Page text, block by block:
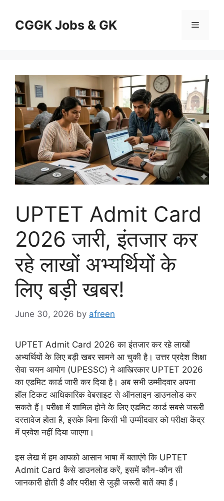
contentCGGK Jobs & GK Menu
UPTET Admit Card
2026 जारी, इंतजार कर
रहे लाखों अभ्यर्थियों के
लिए बड़ी खबर!
June 30, 2026 by afreen
UPTET Admit Card 2026 का इंतजार कर रहे लाखों
अभ्यर्थियों के लिए बड़ी खबर सामने आ चुकी है। उत्तर प्रदेश शिक्षा
सेवा चयन आयोग (UPESSC) ने आखिरकार UPTET 2026
का एडमिट कार्ड जारी कर दिया है। अब सभी उम्मीदवार अपना
हॉल टिकट आधिकारिक वेबसाइट से ऑनलाइन डाउनलोड कर
सकते हैं। परीक्षा में शामिल होने के लिए एडमिट कार्ड सबसे जरूरी
दस्तावेज होता है, इसके बिना किसी भी उम्मीदवार को परीक्षा केंद्र
में प्रवेश नहीं दिया जाएगा।
इस लेख में हम आपको आसान भाषा में बताएंगे कि UPTET
Admit Card कैसे डाउनलोड करें, इसमें कौन-कौन सी
जानकारी होती है और परीक्षा से जुड़ी जरूरी बातें क्या हैं।